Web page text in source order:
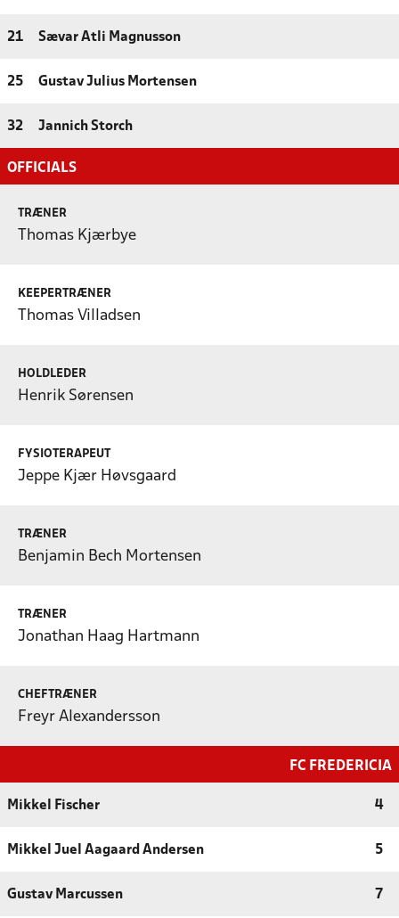
21 Sævar Atli Magnusson
25 Gustav Julius Mortensen
32 Jannich Storch
OFFICIALS
TRÆNER
Thomas Kjærbye
KEEPERTRÆNER
Thomas Villadsen
HOLDLEDER
Henrik Sørensen
FYSIOTERAPEUT
Jeppe Kjær Høvsgaard
TRÆNER
Benjamin Bech Mortensen
TRÆNER
Jonathan Haag Hartmann
CHEFTRÆNER
Freyr Alexandersson
FC FREDERICIA
Mikkel Fischer 4
Mikkel Juel Aagaard Andersen 5
Gustav Marcussen 7